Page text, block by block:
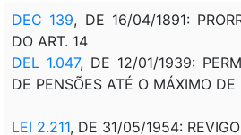
DEC 139, DE 16/04/1891:
DO ART. 14
DEL 1.047, DE 12/01/1939:
DE PENSÕES ATÉ O MÁXIMO
LEI 2.211, DE 31/05/1954: